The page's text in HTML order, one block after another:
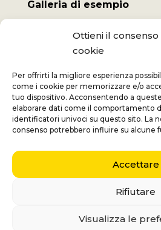
Ottieni il consenso
cookie
Per offrirti la migliore esperienza
come i cookie per memorizzare e/o
tuo dispositivo. Acconsentendo a
elaborare dati come il comportamento
identificatori univoci su questo sito. La
consenso potrebbero influire su alcune
Accettare
Rifiutare
Visualizza le
Galleria di esempio
Jan+32 (0) 477 732
Veronique+32 (0)472
Middelmolenlaan 100
2100 Deurne
Nederlands(Olandese)